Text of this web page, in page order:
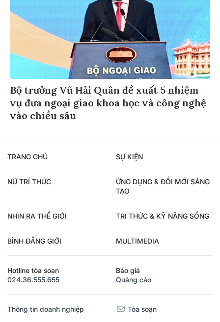
Bộ trưởng Vũ Hải Quân đề xuất 5 nhiệm
vụ đưa ngoại giao khoa học và công nghệ
vào chiều sâu
TRANG CHỦ SỰ KIỆN
NỮ TRÍ THỨC
ỨNG DỤNG & ĐỔI MỚI SÁNG
TẠO
NHÌN RA THẾ GIỚI TRI THỨC & KỸ NĂNG SỐNG
BÌNH ĐẲNG GIỚI MULTIMEDIA
Hotline tòa soạn
024.36.555.655
Báo giá
Quảng cáo
Thông tin doanh nghiệp Tòa soạn